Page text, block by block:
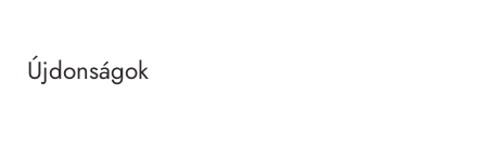
Újdonságok